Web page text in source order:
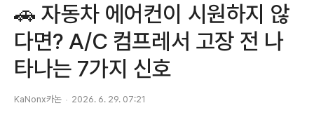
🚗 자동차 에어컨이 시원하지 않
다면? A/C 컴프레서 고장 전 나
타나는 7가지 신호
KaNonx카논 2026. 6. 29. 07:21